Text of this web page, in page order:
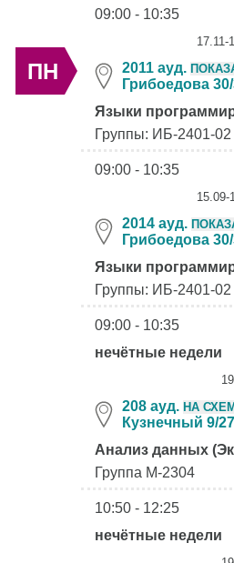
ПН
09:00 - 10:35
17.11-
2011 ауд.
Грибоедова
Языки
Группы: ИБ-2401-02
09:00 - 10:35
15.09-
2014 ауд.
Грибоедова
Языки
Группы: ИБ-2401-02
09:00 - 10:35
нечётные недели
208 ауд. НА
Кузнечный 9/27
Анализ данных
Группа М-2304
10:50 - 12:25
нечётные недели